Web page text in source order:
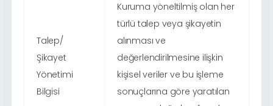
Talep/
Şikayet
Yönetimi
Bilgisi
Kuruma yöneltilmiş olan her
türlü talep veya şikayetin
alınması ve
değerlendirilmesine ilişkin
kişisel veriler ve bu işleme
sonuçlarına göre yaratılan